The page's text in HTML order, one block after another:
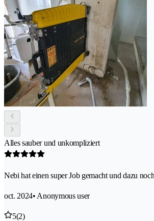
Alles sauber und unkompliziert
Nebi hat einen super Job gemacht und dazu
oct. 2024• Anonymous user
5(2)